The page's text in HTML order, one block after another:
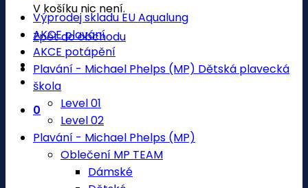
V košíku nic není.
Zpět do obchodu
0
Výprodej skladu EU Aqualung
AKCE plavání
AKCE potápění
Plavání - Michael Phelps (MP) Dětská plavecká
škola
Level 01
Level 02
Plavání - Michael Phelps (MP)
Oblečení MP TEAM
Dámské